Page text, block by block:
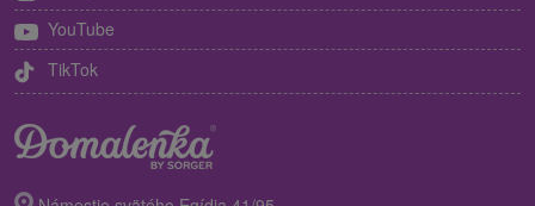
YouTube
TikTok